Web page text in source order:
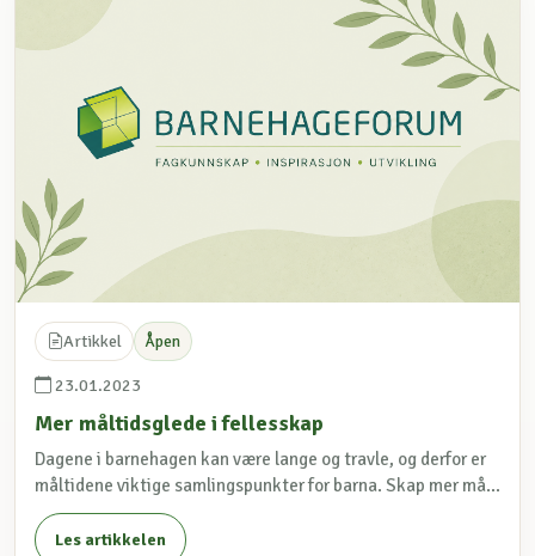
Artikkel Åpen
23.01.2023
Mer måltidsglede i fellesskap
Dagene i barnehagen kan være lange og travle, og derfor er
måltidene viktige samlingspunkter for barna. Skap mer må...
Les artikkelen